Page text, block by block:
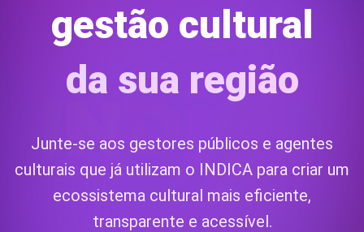
gestão cultural
da sua região
Junte-se aos gestores públicos e agentes
culturais que já utilizam o INDICA para criar um
ecossistema cultural mais eficiente,
transparente e acessível.